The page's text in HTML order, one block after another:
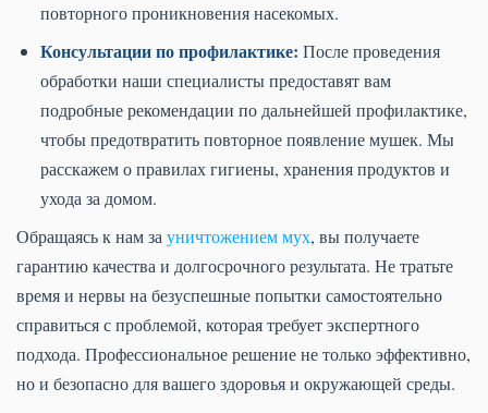
повторного проникновения насекомых.
Консультации по профилактике: После проведения
обработки наши специалисты предоставят вам
подробные рекомендации по дальнейшей профилактике,
чтобы предотвратить повторное появление мушек. Мы
расскажем о правилах гигиены, хранения продуктов и
ухода за домом.
Обращаясь к нам за уничтожением мух, вы получаете
гарантию качества и долгосрочного результата. Не тратьте
время и нервы на безуспешные попытки самостоятельно
справиться с проблемой, которая требует экспертного
подхода. Профессиональное решение не только эффективно,
но и безопасно для вашего здоровья и окружающей среды.